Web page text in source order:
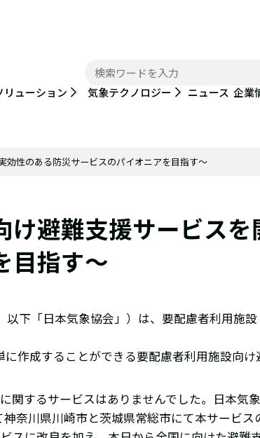
リューション 気象テクノロジー ニュース 企業
効性のある防災サービスのパイオニアを目指す～
避難支援サービス
目指す～
下「日本気象協会」）は、要配慮者利用施
作成することができる要配慮者利用施設向
関するサービスはありませんでした。日本気
奈川県川崎市と茨城県常総市にて本サービス